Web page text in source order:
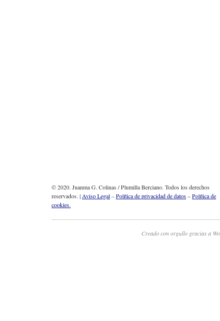
© 2020. Juanma G. Colinas / Plumilla Berciano. Todos los derechos
reservados. |Aviso Legal–Política de privacidad de datos–Política de
cookies.
Creado con orgullo gracias a